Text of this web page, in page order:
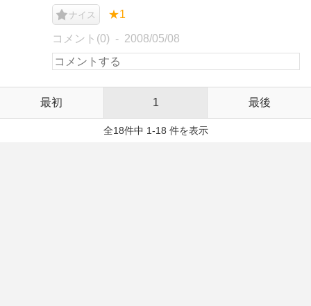
ナイス ★1
コメント(0) 2008/05/08
最初 1 最後
全18件中 1-18 件を表示